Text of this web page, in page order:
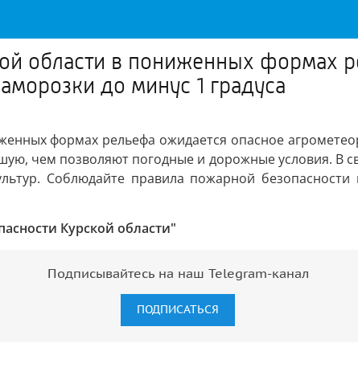
области в пониженных формах
до минус 1 градуса
формах рельефа ожидается опасное
чем позволяют погодные и дорожные условия. В
Соблюдайте правила пожарной
Курской области"
Подписывайтесь на наш Telegram-канал
ПОДПИСАТЬСЯ